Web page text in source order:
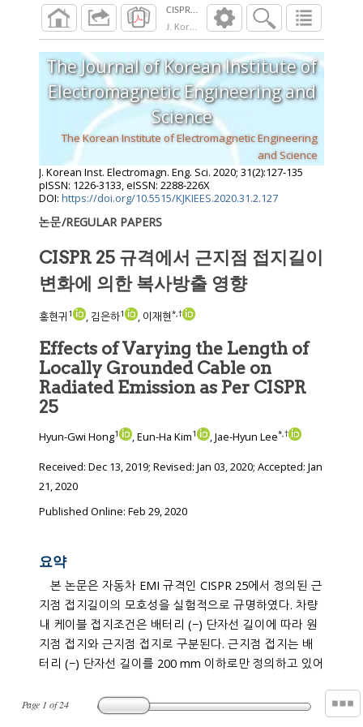
CISPR 25 규격에서 근지점 접지길이 변화
J. Korean Inst. Electromagn. Eng. Sci.
Page 1 of24
The Journal of Korean Institute of
Electromagnetic Engineering and
Science
The Korean Institute of Electromagnetic Engineering
and Science
J. Korean Inst. Electromagn. Eng. Sci. 2020; 31(2):127-135
pISSN: 1226-3133, eISSN: 2288-226X
DOI: https://doi.org/10.5515/KJKIEES.2020.31.2.127
논문/REGULAR PAPERS
CISPR 25 규격에서 근지점 접지길이
변화에 의한 복사방출 영향
홍현귀 1 , 김은하1 , 이재현*,†
Effects of Varying the Length of
Locally Grounded Cable on
Radiated Emission as Per CISPR
25
Hyun-Gwi Hong1 , Eun-Ha Kim1 , Jae-Hyun Lee*,†
Received: Dec 13, 2019; Revised: Jan 03, 2020; Accepted: Jan
21, 2020
Published Online: Feb 29, 2020
요약
본 논문은 자동차 EMI 규격인 CISPR 25에서 정의된 근
지점 접지길이의 모호성을 실험적으로 규명하였다. 차량
내 케이블 접지조건은 배터리 (−) 단자선 길이에 따라 원
지점 접지와 근지점 접지로 구분된다. 근지점 접지는 배
터리 (−) 단자선 길이를 200 mm 이하로만 정의하고 있어